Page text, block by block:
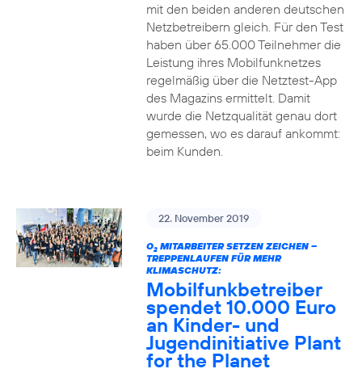
mit den beiden anderen deutschen
Netzbetreibern gleich. Für den Test
haben über 65.000 Teilnehmer die
Leistung ihres Mobilfunknetzes
regelmäßig über die Netztest-App
des Magazins ermittelt. Damit
wurde die Netzqualität genau dort
gemessen, wo es darauf ankommt:
beim Kunden.
22. November 2019
O2MITARBEITER SETZEN ZEICHEN –
TREPPENLAUFEN FÜR MEHR
KLIMASCHUTZ:
Mobilfunkbetreiber
spendet 10.000 Euro
an Kinder- und
Jugendinitiative Plant
for the Planet